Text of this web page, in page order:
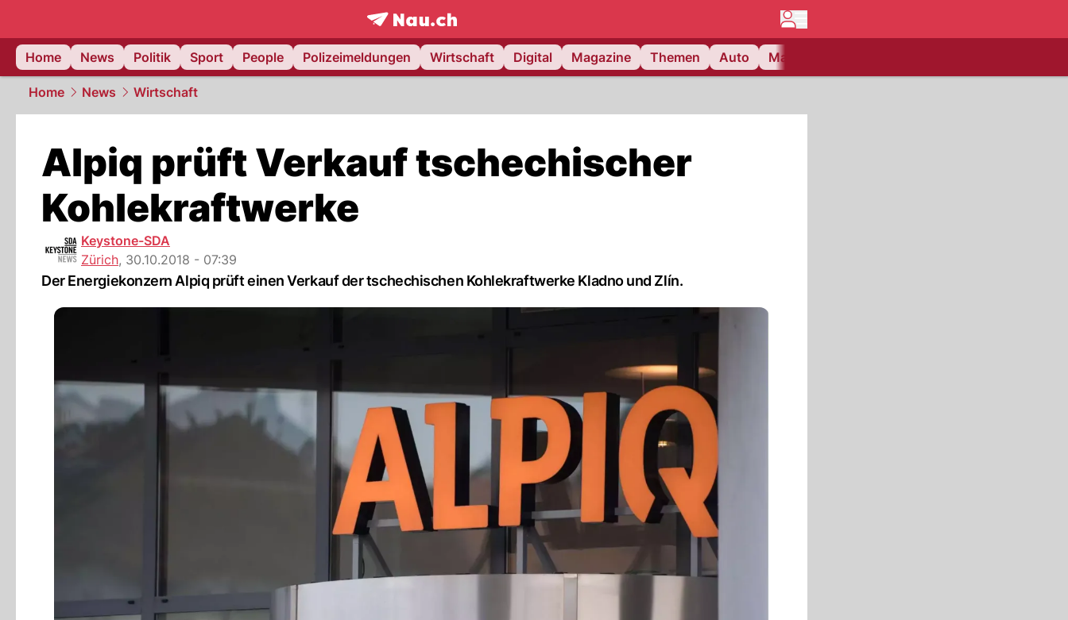
frontpage.NAU.ch
Home
News Politik Sport People Polizeimeldungen Wirtschaft Digital Magazine Themen Auto Matchcenter
Home News Wirtschaft
Alpiq prüft Verkauf tschechischer
Kohlekraftwerke
Keystone-SDA
Zürich, 30.10.2018 - 07:39
Der Energiekonzern Alpiq prüft einen Verkauf der tschechischen Kohlekraftwerke Kladno und Zlín.